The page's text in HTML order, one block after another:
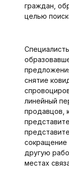
граждан,
целью
снятие
линейный
продавцов,
сокращение
другую
местах